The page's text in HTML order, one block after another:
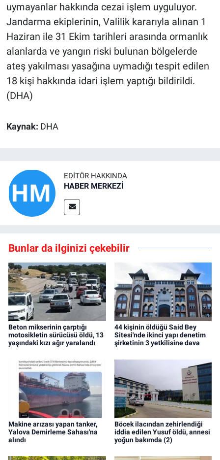
uymayanlar hakkında cezai işlem uyguluyor.
Jandarma ekiplerinin, Valilik kararıyla alınan 1
Haziran ile 31 Ekim tarihleri arasında ormanlık
alanlarda ve yangın riski bulunan bölgelerde
ateş yakılması yasağına uymadığı tespit edilen
18 kişi hakkında idari işlem yaptığı bildirildi.
(DHA)
Kaynak: DHA
EDITÖR HAKKINDA
HABER MERKEZİ
Bunlar da ilginizi çekebilir
Beton mikserinin çarptığı
motosikletin sürücüsü öldü, 13
yaşındaki kızı ağır yaralandı
44 kişinin öldüğü Said Bey
Sitesi'nde ikinci yapı denetim
şirketinin 3 yetkilisine dava
Makine arızası yapan tanker,
Yalova Demirleme Sahası'na
alındı
Böcek ilacından zehirlendiği
iddia edilen Yusuf öldü, annesi
yoğun bakımda (2)